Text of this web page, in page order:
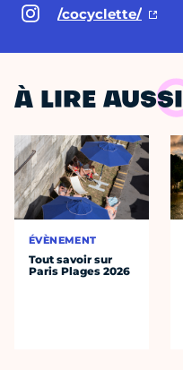
/cocyclette/
À LIRE AUSSI
ÉVÈNEMENT
Tout savoir sur
Paris Plages 2026